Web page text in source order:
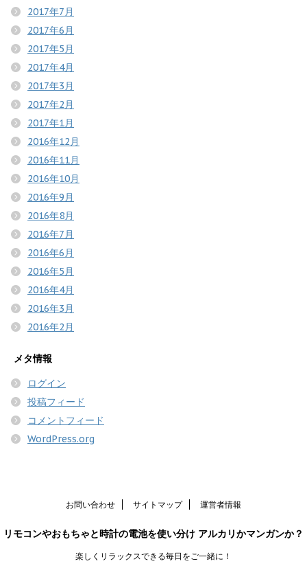
2017年7月
2017年6月
2017年5月
2017年4月
2017年3月
2017年2月
2017年1月
2016年12月
2016年11月
2016年10月
2016年9月
2016年8月
2016年7月
2016年6月
2016年5月
2016年4月
2016年3月
2016年2月
メタ情報
ログイン
投稿フィード
コメントフィード
WordPress.org
お問い合わせ サイトマップ 運営者情報
リモコンやおもちゃと時計の電池を使い分け アルカリかマンガンか？
楽しくリラックスできる毎日をご一緒に！